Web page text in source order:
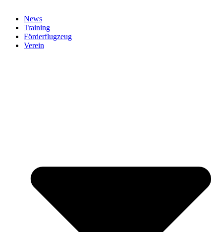
News
Training
Förderflugzeug
Verein